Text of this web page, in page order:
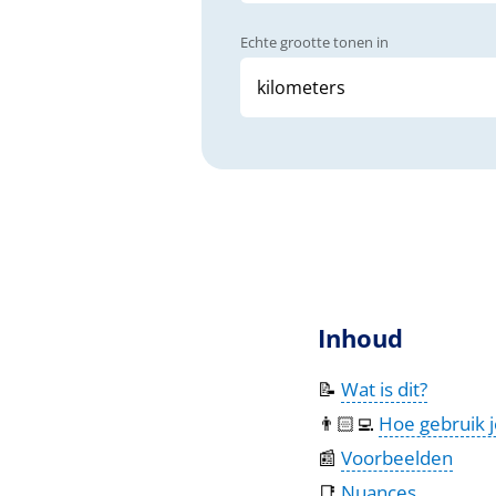
Echte grootte tonen in
Inhoud
📝 Wat is dit?
👨🏻‍💻 Hoe gebruik
📰 Voorbeelden